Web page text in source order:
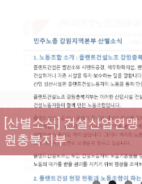
[성명] 막을 수 있었던 죽
라 : 청년노동자 사망사
과 재발방지 대책 마련하
[산별소식] 건설산업연
원충북지부
[강릉,속초,원주,춘천] 폭
모
[조합원☆인터뷰] 서비
규직노동조합 강원지부
[본부소식] 강원지역 노동